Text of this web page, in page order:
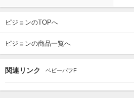
ピジョンのTOPへ
ピジョンの商品一覧へ
関連リンク ベビーパフF